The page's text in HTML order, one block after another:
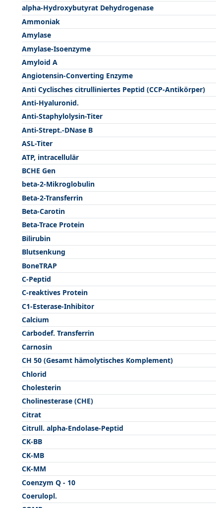
alpha-Hydroxybutyrat Dehydrogenase
Ammoniak
Amylase
Amylase-Isoenzyme
Amyloid A
Angiotensin-Converting Enzyme
Anti Cyclisches citrulliniertes Peptid (CCP-Antikörper)
Anti-Hyaluronid.
Anti-Staphylolysin-Titer
Anti-Strept.-DNase B
ASL-Titer
ATP, intracellulär
BCHE Gen
beta-2-Mikroglobulin
Beta-2-Transferrin
Beta-Carotin
Beta-Trace Protein
Bilirubin
Blutsenkung
BoneTRAP
C-Peptid
C-reaktives Protein
C1-Esterase-Inhibitor
Calcium
Carbodef. Transferrin
Carnosin
CH 50 (Gesamt hämolytisches Komplement)
Chlorid
Cholesterin
Cholinesterase (CHE)
Citrat
Citrull. alpha-Endolase-Peptid
CK-BB
CK-MB
CK-MM
Coenzym Q - 10
Coerulopl.